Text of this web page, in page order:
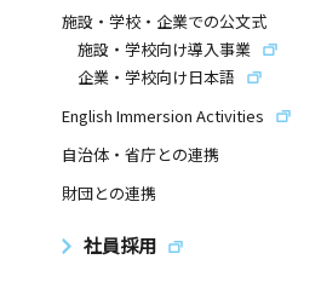
施設・学校・企業での公文式
施設・学校向け導入事業
企業・学校向け日本語
English Immersion Activities
自治体・省庁との連携
財団との連携
社員採用